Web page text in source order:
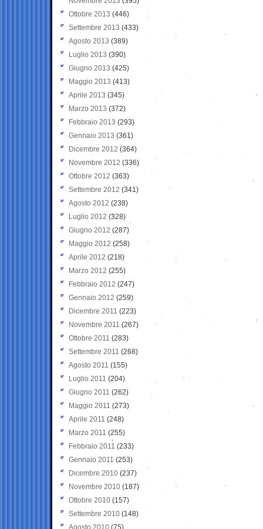
Ottobre 2013 (446)
Settembre 2013 (433)
Agosto 2013 (389)
Luglio 2013 (390)
Giugno 2013 (425)
Maggio 2013 (413)
Aprile 2013 (345)
Marzo 2013 (372)
Febbraio 2013 (293)
Gennaio 2013 (361)
Dicembre 2012 (364)
Novembre 2012 (336)
Ottobre 2012 (363)
Settembre 2012 (341)
Agosto 2012 (238)
Luglio 2012 (328)
Giugno 2012 (287)
Maggio 2012 (258)
Aprile 2012 (218)
Marzo 2012 (255)
Febbraio 2012 (247)
Gennaio 2012 (259)
Dicembre 2011 (223)
Novembre 2011 (267)
Ottobre 2011 (283)
Settembre 2011 (268)
Agosto 2011 (155)
Luglio 2011 (204)
Giugno 2011 (262)
Maggio 2011 (273)
Aprile 2011 (248)
Marzo 2011 (255)
Febbraio 2011 (233)
Gennaio 2011 (253)
Dicembre 2010 (237)
Novembre 2010 (187)
Ottobre 2010 (157)
Settembre 2010 (148)
Agosto 2010 (75)